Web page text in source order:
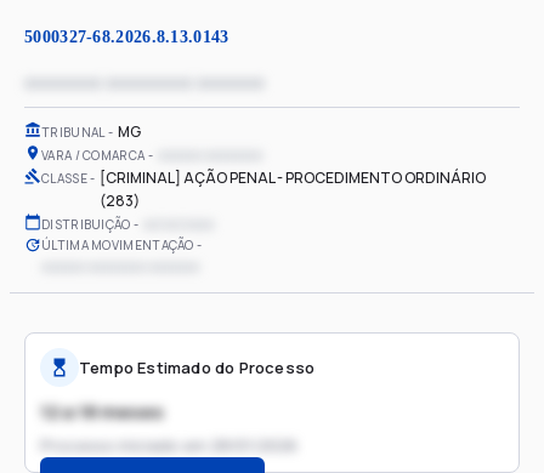
5000327-68.2026.8.13.0143
TRIBUNAL MG
VARA / COMARCA
CLASSE
[CRIMINAL] AÇÃO PENAL - PROCEDIMENTO ORDINÁRIO
(283)
DISTRIBUIÇÃO
ÚLTIMA MOVIMENTAÇÃO
Tempo Estimado do Processo
12 a 18 meses
Processo iniciado em